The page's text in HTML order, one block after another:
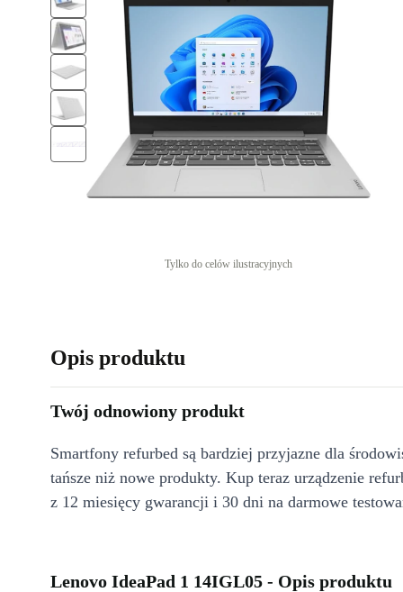
Tylko do celów ilustracyjnych
Opis produktu
Twój odnowiony produkt
Smartfony refurbed są bardziej przyjazne dla
tańsze niż nowe produkty. Kup teraz urządzenie
z 12 miesięcy gwarancji i 30 dni na darmowe
Lenovo IdeaPad 1 14IGL05 - Opis produktu